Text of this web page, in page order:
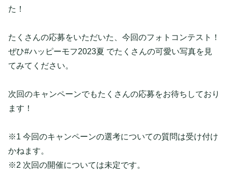
た！
たくさんの応募をいただいた、今回のフォトコンテスト！
ぜひ#ハッピーモフ2023夏 でたくさんの可愛い写真を見
てみてください。
次回のキャンペーンでもたくさんの応募をお待ちしており
ます！
※1 今回のキャンペーンの選考についての質問は受け付け
かねます。
※2 次回の開催については未定です。